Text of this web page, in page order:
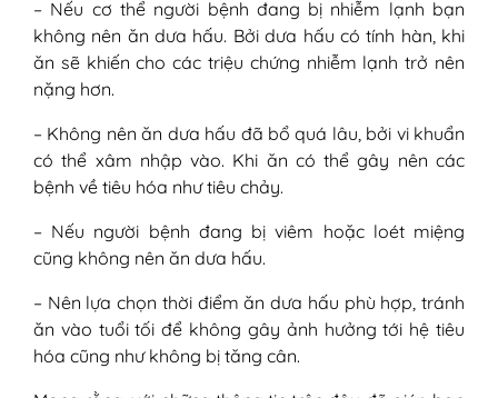
– Nếu cơ thể người bệnh đang bị nhiễm lạnh bạn
không nên ăn dưa hấu. Bởi dưa hấu có tính hàn, khi
ăn sẽ khiến cho các triệu chứng nhiễm lạnh trở nên
nặng hơn.
– Không nên ăn dưa hấu đã bổ quá lâu, bởi vi khuẩn
có thể xâm nhập vào. Khi ăn có thể gây nên các
bệnh về tiêu hóa như tiêu chảy.
– Nếu người bệnh đang bị viêm hoặc loét miệng
cũng không nên ăn dưa hấu.
– Nên lựa chọn thời điểm ăn dưa hấu phù hợp, tránh
ăn vào tuổi tối để không gây ảnh hưởng tới hệ tiêu
hóa cũng như không bị tăng cân.